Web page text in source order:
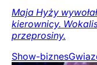
Maja Hyży
kierownicy.
przeprosiny.
Show-biznes